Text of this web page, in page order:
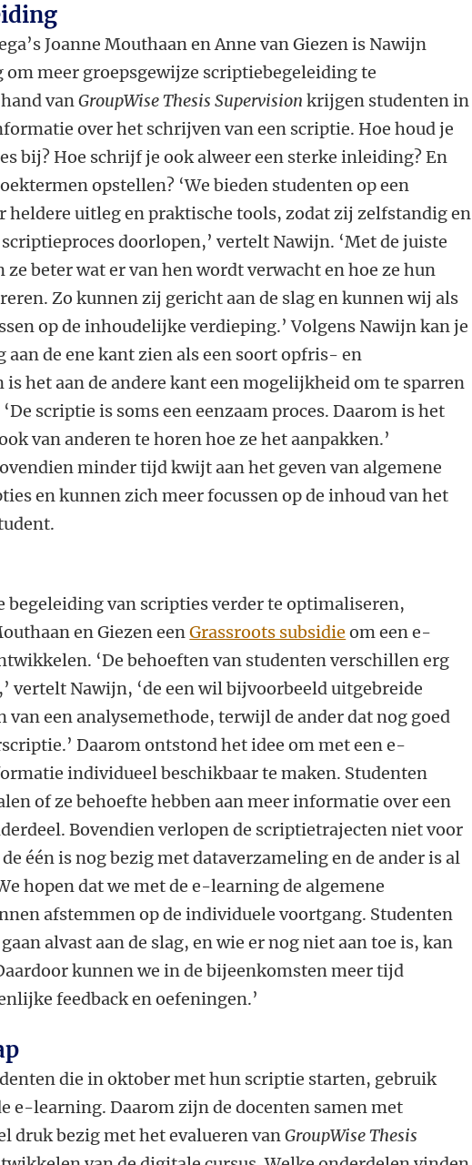
Joanne Mouthaan en Anne van Giezen is Nawijn
om meer groepsgewijze scriptiebegeleiding te
vanGroupWise Thesis Supervision krijgen studenten in
over het schrijven van een scriptie. Hoe houd je
bij? Hoe schrijf je ook alweer een sterke inleiding? En
opstellen? ‘We bieden studenten op een
heldere uitleg en praktische tools, zodat zij zelfstandig en
doorlopen,’ vertelt Nawijn. ‘Met de juiste
beter wat er van hen wordt verwacht en hoe ze hun
Zo kunnen zij gericht aan de slag en kunnen wij als
op de inhoudelijke verdieping.’ Volgens Nawijn kan je
aan de ene kant zien als een soort opfris- en
is het aan de andere kant een mogelijkheid om te sparren
scriptie is soms een eenzaam proces. Daarom is het
van anderen te horen hoe ze het aanpakken.’
minder tijd kwijt aan het geven van algemene
en kunnen zich meer focussen op de inhoud van het
begeleiding van scripties verder te optimaliseren,
en Giezen eenGrassroots subsidie om een e-
‘De behoeften van studenten verschillen erg
vertelt Nawijn, ‘de een wil bijvoorbeeld uitgebreide
van een analysemethode, terwijl de ander dat nog goed
Daarom ontstond het idee om met een e-
individueel beschikbaar te maken. Studenten
of ze behoefte hebben aan meer informatie over een
Bovendien verlopen de scriptietrajecten niet voor
één is nog bezig met dataverzameling en de ander is al
hopen dat we met de e-learning de algemene
afstemmen op de individuele voortgang. Studenten
alvast aan de slag, en wie er nog niet aan toe is, kan
kunnen we in de bijeenkomsten meer tijd
feedback en oefeningen.’
die in oktober met hun scriptie starten, gebruik
e-learning. Daarom zijn de docenten samen met
druk bezig met het evalueren vanGroupWise Thesis